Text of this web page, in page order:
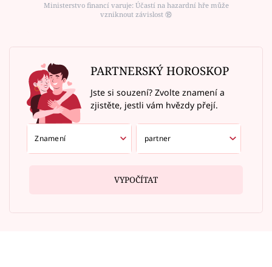
Ministerstvo financí varuje: Účastí na hazardní hře může
vzniknout závislost ⑱
PARTNERSKÝ HOROSKOP
Jste si souzení? Zvolte znamení a
zjistěte, jestli vám hvězdy přejí.
VYPOČÍTAT